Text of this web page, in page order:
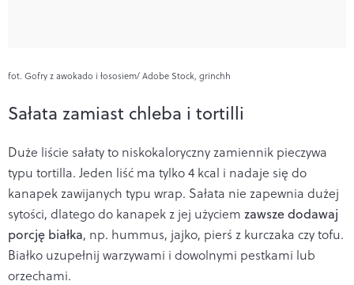
fot. Gofry z awokado i łososiem/ Adobe Stock, grinchh
Sałata zamiast chleba i tortilli
Duże liście sałaty to niskokaloryczny zamiennik pieczywa
typu tortilla. Jeden liść ma tylko 4 kcal i nadaje się do
kanapek zawijanych typu wrap. Sałata nie zapewnia dużej
sytości, dlatego do kanapek z jej użyciem zawsze dodawaj
porcję białka, np. hummus, jajko, pierś z kurczaka czy tofu.
Białko uzupełnij warzywami i dowolnymi pestkami lub
orzechami.